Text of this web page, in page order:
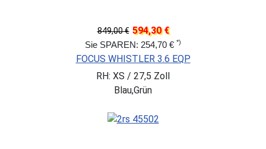
849,00 € 594,30 €
Sie SPAREN: 254,70 € *)
FOCUS WHISTLER 3.6 EQP
RH: XS / 27,5 Zoll
Blau,Grün